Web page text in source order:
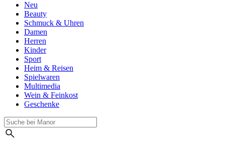
Neu
Beauty
Schmuck & Uhren
Damen
Herren
Kinder
Sport
Heim & Reisen
Spielwaren
Multimedia
Wein & Feinkost
Geschenke